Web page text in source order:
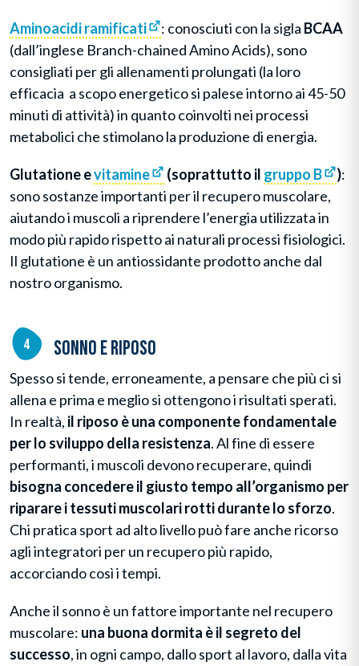
Aminoacidi ramificati : conosciuti con la sigla BCAA
(dall’inglese Branch-chained Amino Acids), sono
consigliati per gli allenamenti prolungati (la loro
efficacia a scopo energetico si palese intorno ai 45-50
minuti di attività) in quanto coinvolti nei processi
metabolici che stimolano la produzione di energia.
Glutatione evitamine (soprattutto il gruppo B ):
sono sostanze importanti per il recupero muscolare,
aiutando i muscoli a riprendere l’energia utilizzata in
modo più rapido rispetto ai naturali processi fisiologici.
Il glutatione è un antiossidante prodotto anche dal
nostro organismo.
Sonno e riposo
Spesso si tende, erroneamente, a pensare che più ci si
allena e prima e meglio si ottengono i risultati sperati.
In realtà, il riposo è una componente fondamentale
per lo sviluppo della resistenza. Al fine di essere
performanti, i muscoli devono recuperare, quindi
bisogna concedere il giusto tempo all’organismo per
riparare i tessuti muscolari rotti durante lo sforzo.
Chi pratica sport ad alto livello può fare anche ricorso
agli integratori per un recupero più rapido,
accorciando così i tempi.
Anche il sonno è un fattore importante nel recupero
muscolare: una buona dormita è il segreto del
successo, in ogni campo, dallo sport al lavoro, dalla vita